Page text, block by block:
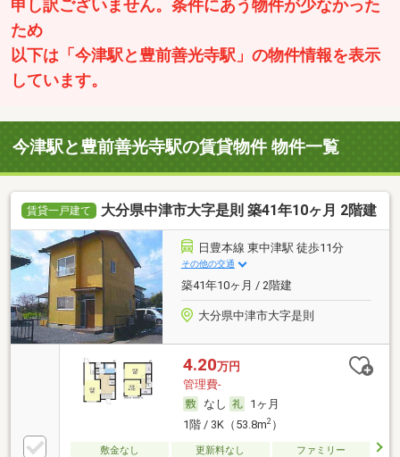
申し訳ございません。条件にあう物件が少なかった
ため
以下は「今津駅と豊前善光寺駅」の物件情報を表示
しています。
今津駅と豊前善光寺駅の賃貸物件 物件一覧
賃貸一戸建て 大分県中津市大字是則 築41年10ヶ月 2階建
日豊本線 東中津駅 徒歩11分
その他の交通
築41年10ヶ月 / 2階建
大分県中津市大字是則
4.20万円
管理費-
なし
1ヶ月
1階 / 3K（53.8m2）
敷金なし 更新料なし
ファミリー